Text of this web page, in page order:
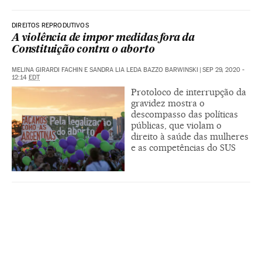
DIREITOS REPRODUTIVOS
A violência de impor medidas fora da
Constituição contra o aborto
MELINA GIRARDI FACHIN E SANDRA LIA LEDA BAZZO BARWINSKI | SEP 29, 2020 -
12:14 EDT
Protoloco de interrupção da
gravidez mostra o
descompasso das políticas
públicas, que violam o
direito à saúde das mulheres
e as competências do SUS